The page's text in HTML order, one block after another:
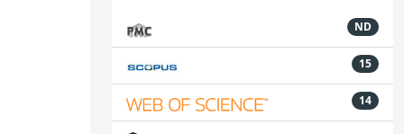
ND
15
14